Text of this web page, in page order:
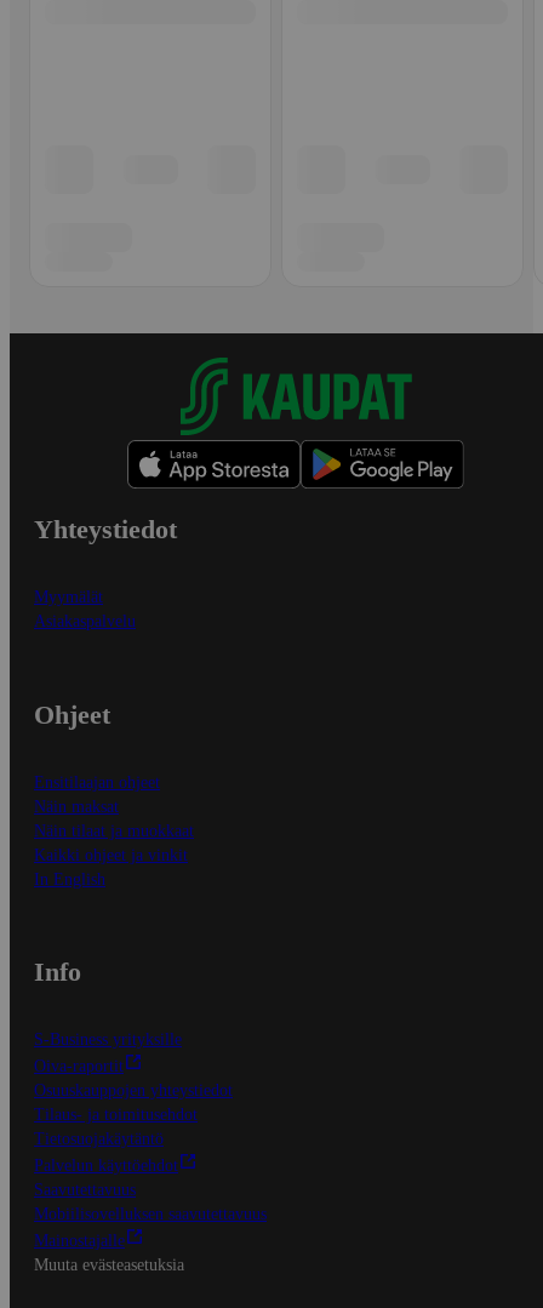
Yhteystiedot
Myymälät
Asiakaspalvelu
Ohjeet
Ensitilaajan ohjeet
Näin maksat
Näin tilaat ja muokkaat
Kaikki ohjeet ja vinkit
In English
Info
S-Business yrityksille
Oiva-raportit
Osuuskauppojen yhteystiedot
Tilaus- ja toimitusehdot
Tietosuojakäytäntö
Palvelun käyttöehdot
Saavutettavuus
Mobiilisovelluksen saavutettavuus
Mainostajalle
Muuta evästeasetuksia